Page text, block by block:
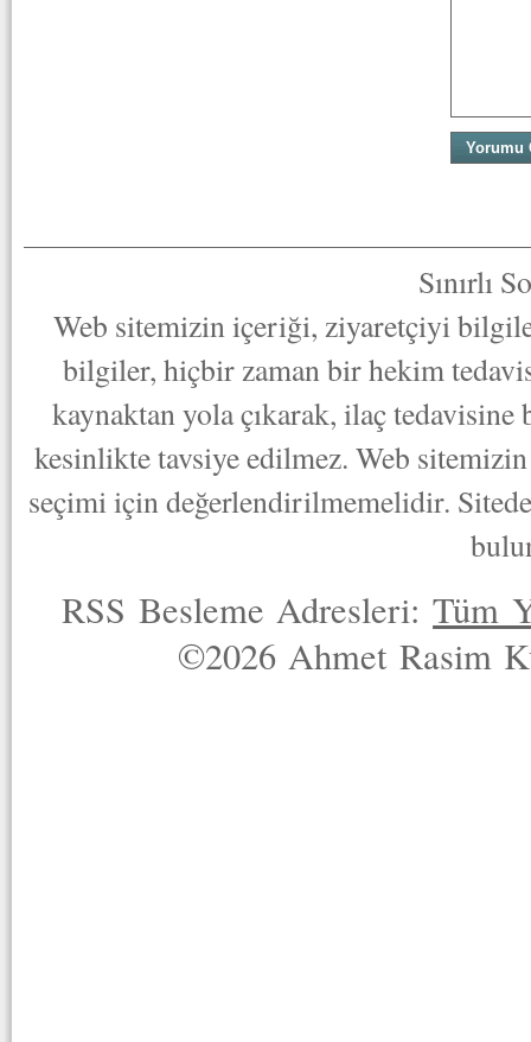
Sınırlı
Web sitemizin içeriği, ziyaretçiyi
bilgiler, hiçbir zaman bir hekim
kaynaktan yola çıkarak, ilaç
kesinlikte tavsiye edilmez. Web
seçimi için değerlendirilmemelidir.
RSS Besleme Adresleri:Tüm
©2026 Ahmet Rasim